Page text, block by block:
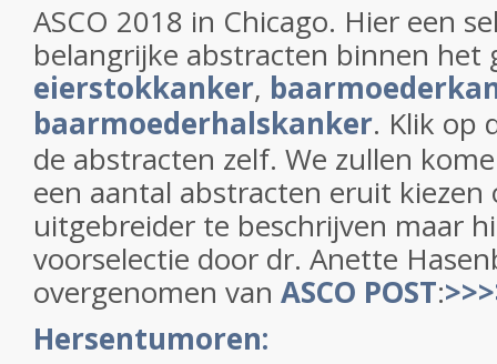
ASCO 2018 in Chicago. Hier een
belangrijke abstracten binnen het
eierstokkanker,
baarmoederhalskanker. Klik op
de abstracten zelf. We zullen
een aantal abstracten eruit kiezen
uitgebreider te beschrijven maar
voorselectie door dr. Anette
overgenomen van ASCO POST:
Hersentumoren: